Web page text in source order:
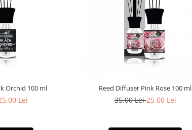
Orchid 100 ml
Lei
Reed Diffuser Pink Rose 100 ml
35,00 Lei25,00 Lei